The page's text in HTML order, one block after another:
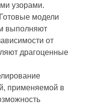
узорами.
модели
выполняют
от
драгоценные
применяемой в